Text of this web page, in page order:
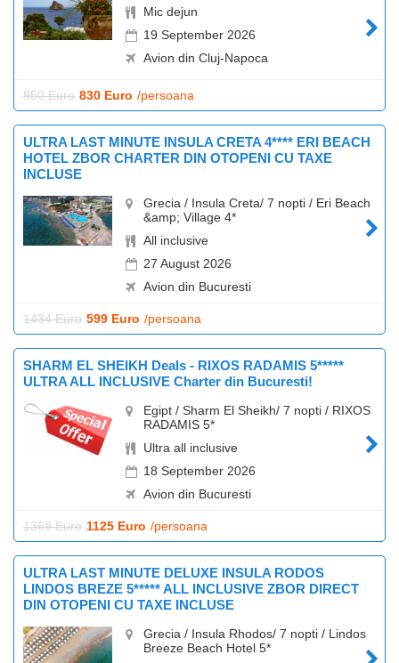
Mic dejun
19 September 2026
Avion din Cluj-Napoca
950 Euro 830 Euro /persoana
ULTRA LAST MINUTE INSULA CRETA 4**** ERI BEACH
HOTEL ZBOR CHARTER DIN OTOPENI CU TAXE
INCLUSE
Grecia / Insula Creta/ 7 nopti / Eri Beach
&amp; Village 4*
All inclusive
27 August 2026
Avion din Bucuresti
1434 Euro 599 Euro /persoana
SHARM EL SHEIKH Deals - RIXOS RADAMIS 5*****
ULTRA ALL INCLUSIVE Charter din Bucuresti!
Egipt / Sharm El Sheikh/ 7 nopti / RIXOS
RADAMIS 5*
Ultra all inclusive
18 September 2026
Avion din Bucuresti
1369 Euro 1125 Euro /persoana
ULTRA LAST MINUTE DELUXE INSULA RODOS
LINDOS BREZE 5***** ALL INCLUSIVE ZBOR DIRECT
DIN OTOPENI CU TAXE INCLUSE
Grecia / Insula Rhodos/ 7 nopti / Lindos
Breeze Beach Hotel 5*